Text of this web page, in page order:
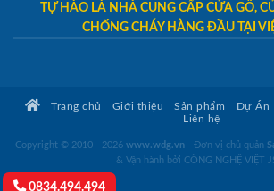
TỰ HÀO LÀ NHÀ CUNG CẤP CỬA GỖ,
CHỐNG CHÁY HÀNG ĐẦU TẠI
Trang chủ Giới thiệu Sản phẩm Dự Án
Liên hệ
Copyright © 2010 - 2026 www.wdg.vn - Đơn vị chủ quản
& Vận hành bởi CÔNG NGHỆ VIỆT
0834.494.494